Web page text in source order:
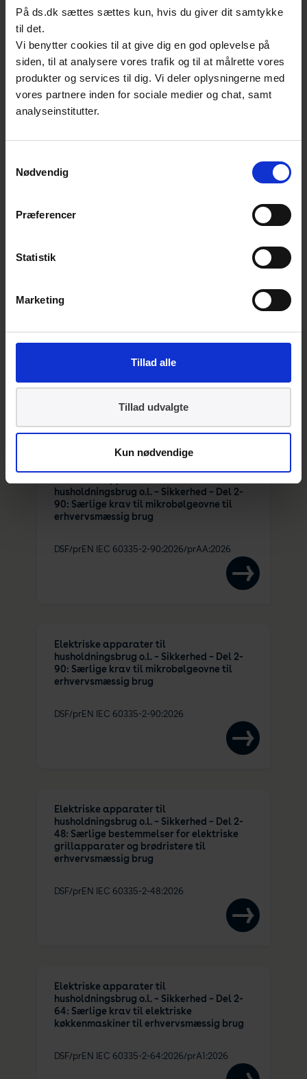
På ds.dk sættes sættes kun, hvis du giver dit samtykke
til det.
Vi benytter cookies til at give dig en god oplevelse på
siden, til at analysere vores trafik og til at målrette vores
produkter og services til dig. Vi deler oplysningerne med
vores partnere inden for sociale medier og chat, samt
analyseinstitutter.
Nødvendig
Præferencer
Statistik
Marketing
Tillad alle
Tillad udvalgte
Kun nødvendige
VELUX A/S
Vonsild Consulting ApS
Aktuelle høringer
Sealle standarder , som er åbne for kommentarer.
erhvervsmæssig brug
Elektriske apparater til
DSF/prEN IEC 60335-2-48:2026/prAA:2026
husholdningsbrug o.l. – Sikkerhed – Del 2-
90: Særlige krav til mikrobølgeovne til
erhvervsmæssig brug
DSF/prEN IEC 60335-2-90:2026/prAA:2026
Elektriske apparater til
husholdningsbrug o.l. – Sikkerhed – Del 2-
90: Særlige krav til mikrobølgeovne til
erhvervsmæssig brug
DSF/prEN IEC 60335-2-90:2026
Elektriske apparater til
husholdningsbrug o.l. – Sikkerhed – Del 2-
48: Særlige bestemmelser for elektriske
grillapparater og brødristere til
erhvervsmæssig brug
DSF/prEN IEC 60335-2-48:2026
Elektriske apparater til
husholdningsbrug o.l. – Sikkerhed – Del 2-
64: Særlige krav til elektriske
køkkenmaskiner til erhvervsmæssig brug
DSF/prEN IEC 60335-2-64:2026/prA1:2026